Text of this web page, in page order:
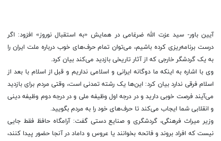
آیین باور- سید عزت الله ضرغامی در همایش «به استقبال نوروز» افزود: اگر
درست برنامه‌ریزی کرده باشیم، می‌توان تمام حرف‌های خوب درباره ملت ایران را
به یک گردشگر خارجی که از آثار تاریخی بازدید می‌کند بیان کرد.
وی با اشاره به اینکه ما دوگانه ایرانی و اسلامی نداریم و قبل از اسلام با بعد از
اسلام فرقی ندارد بیان کرد: این‌ها یک رشته تمدنی است، وقتی مردم برای بازدید
می‌آیند فرصت خوبی دارید و در درجه اول وظیفه ملی و در درجه دوم وظیفه دینی
و انقلابی شما ایجاب می‌کند تا حرف‌های خود را به مردم بگویید.
وزیر میراث فرهنگی، گردشگری و صنایع دستی گفت: آرامگاه حافظ فقط جایی
نیست که افراد بروند و فاتحه بخوانند یا عروس و داماد در آنجا حضور پیدا کنند،